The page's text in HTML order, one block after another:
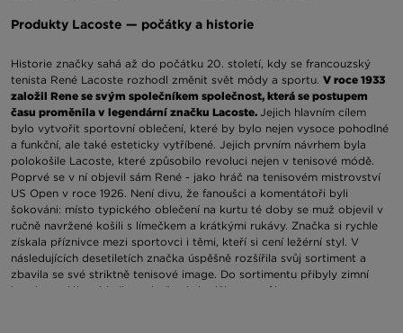
Produkty Lacoste — počátky a historie
Historie značky sahá až do počátku 20. století, kdy se francouzský
tenista René Lacoste rozhodl změnit svět módy a sportu. V roce 1933
založil Rene se svým společníkem společnost, která se postupem
času proměnila v legendární značku Lacoste. Jejich hlavním cílem
bylo vytvořit sportovní oblečení, které by bylo nejen vysoce pohodlné
a funkční, ale také esteticky vytříbené. Jejich prvním návrhem byla
polokošile Lacoste, které způsobilo revoluci nejen v tenisové módě.
Poprvé se v ní objevil sám René - jako hráč na tenisovém mistrovství
US Open v roce 1926. Není divu, že fanoušci a komentátoři byli
šokováni: místo typického oblečení na kurtu té doby se muž objevil v
ručně navržené košili s límečkem a krátkými rukávy. Značka si rychle
získala příznivce mezi sportovci i těmi, kteří si cení ležérní styl. V
následujících desetiletích značka úspěšně rozšířila svůj sortiment a
zbavila se své striktně tenisové image. Do sortimentu přibyly zimní
bundy, teplákové kalhoty, kožené doplňky a parfémy.